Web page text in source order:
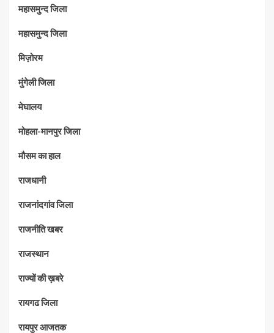
महासमुन्द जिला
महासमुन्द जिला
मिज़ोरम
मुंगेली जिला
मेघालय
मोहला-मानपुर जिला
मौसम का हाल
राजधानी
राजनांदगांव जिला
राजनीति खबर
राजस्थान
राज्यों की ख़बरे
रायगढ जिला
रायपुर आजतक